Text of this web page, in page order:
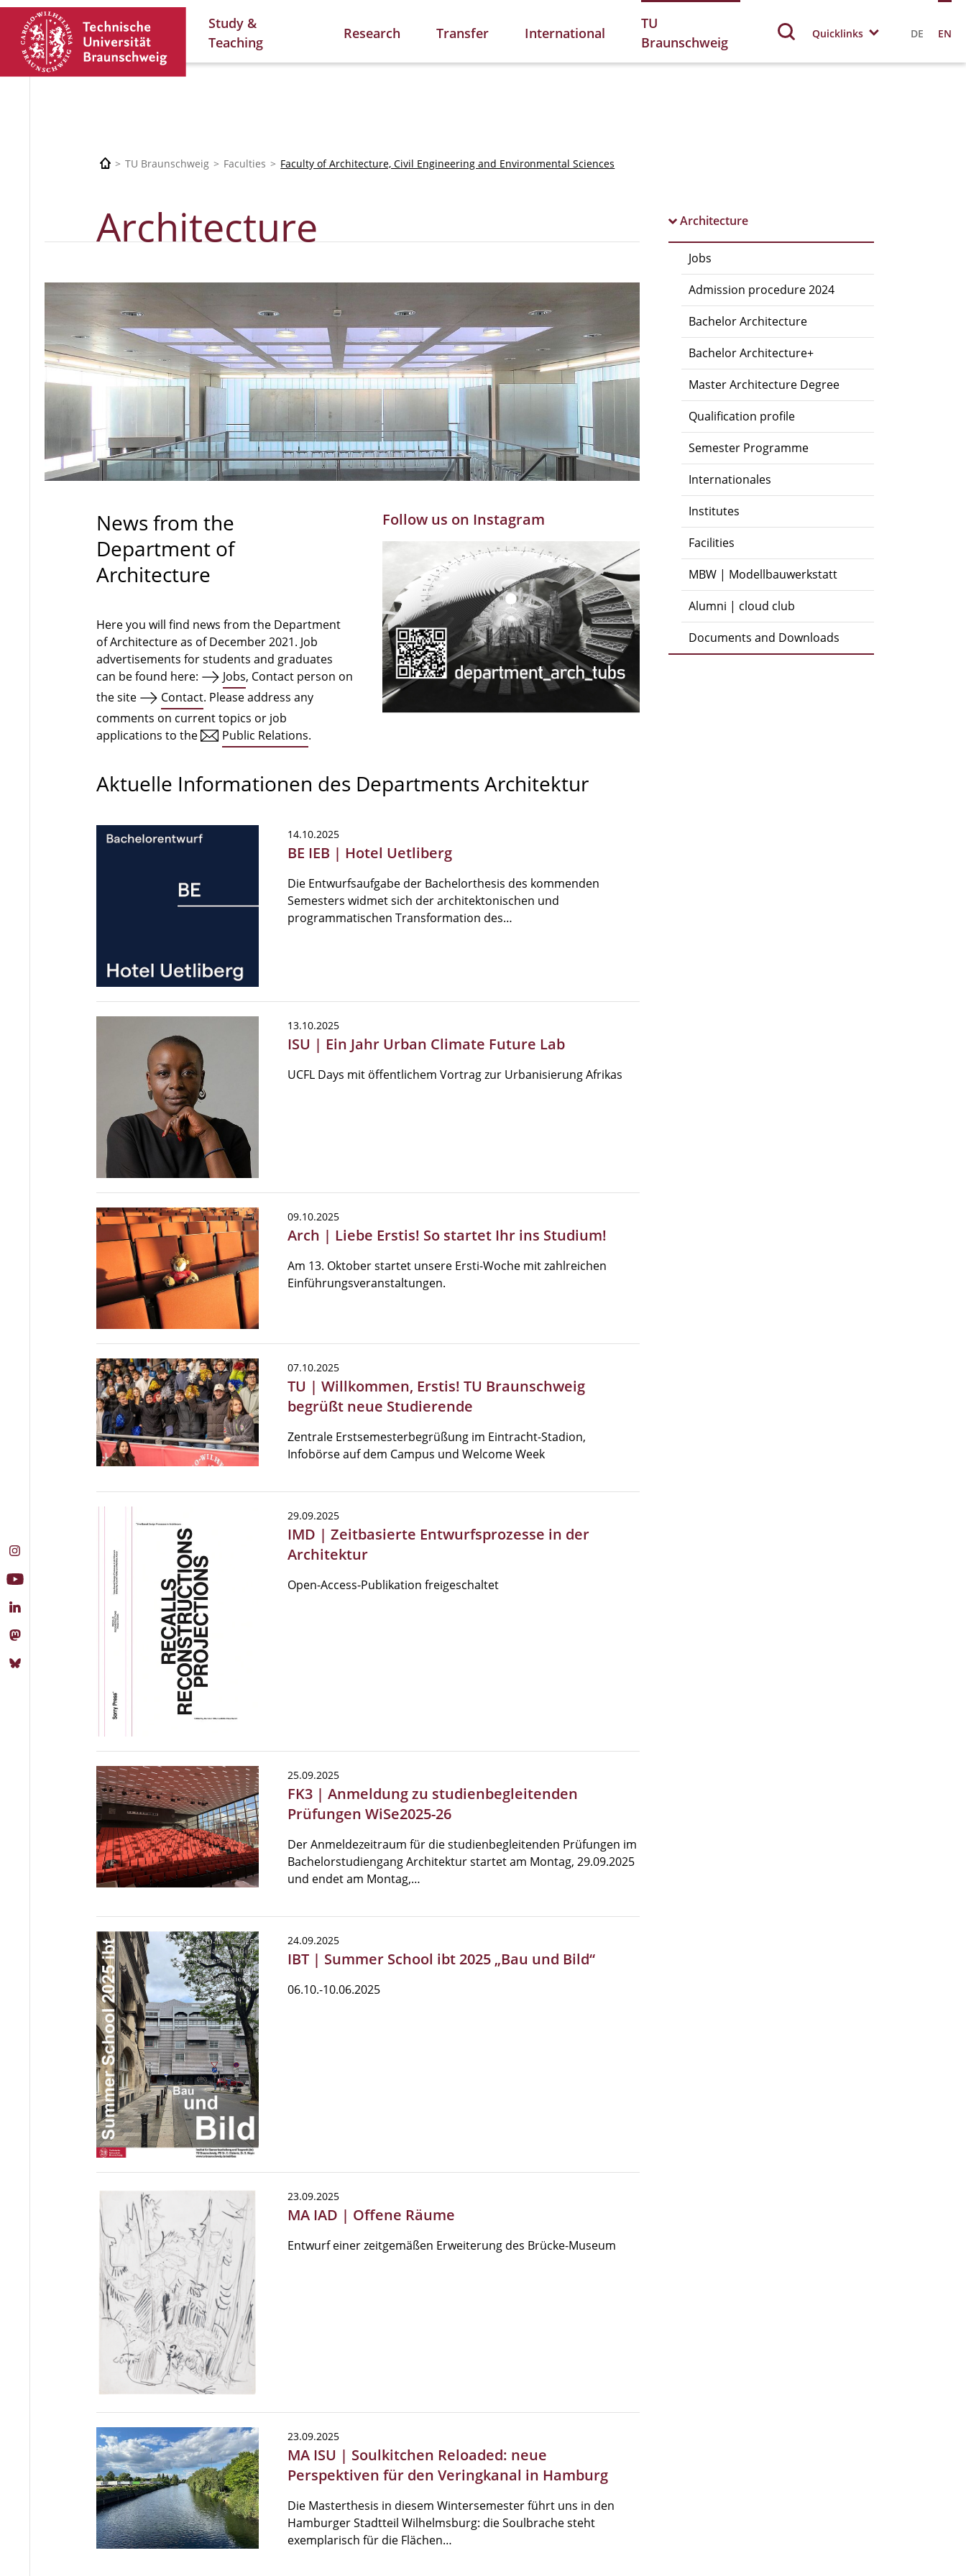
Study &
Teaching
Research Transfer International
TU
Braunschweig
Quicklinks DE EN
TU Braunschweig Faculties Faculty of Architecture, Civil Engineering and Environmental Sciences
Architecture
Jobs
Admission procedure 2024
Bachelor Architecture
Bachelor Architecture+
Master Architecture Degree
Qualification profile
Semester Programme
Internationales
Institutes
Facilities
MBW | Modellbauwerkstatt
Alumni | cloud club
Documents and Downloads
Architecture
News from the
Department of
Architecture
Here you will find news from the Department
of Architecture as of December 2021. Job
advertisements for students and graduates
can be found here:
Jobs, Contact person on
the site
Contact. Please address any
comments on current topics or job
applications to the
Public Relations.
Follow us on Instagram
Aktuelle Informationen des Departments Architektur
14.10.2025
BE IEB | Hotel Uetliberg
Die Entwurfsaufgabe der Bachelorthesis des kommenden
Semesters widmet sich der architektonischen und
programmatischen Transformation des…
13.10.2025
ISU | Ein Jahr Urban Climate Future Lab
UCFL Days mit öffentlichem Vortrag zur Urbanisierung Afrikas
09.10.2025
Arch | Liebe Erstis! So startet Ihr ins Studium!
Am 13. Oktober startet unsere Ersti-Woche mit zahlreichen
Einführungsveranstaltungen.
07.10.2025
TU | Willkommen, Erstis! TU Braunschweig
begrüßt neue Studierende
Zentrale Erstsemesterbegrüßung im Eintracht-Stadion,
Infobörse auf dem Campus und Welcome Week
29.09.2025
IMD | Zeitbasierte Entwurfsprozesse in der
Architektur
Open-Access-Publikation freigeschaltet
25.09.2025
FK3 | Anmeldung zu studienbegleitenden
Prüfungen WiSe2025-26
Der Anmeldezeitraum für die studienbegleitenden Prüfungen im
Bachelorstudiengang Architektur startet am Montag, 29.09.2025
und endet am Montag,…
24.09.2025
IBT | Summer School ibt 2025 „Bau und Bild“
06.10.-10.06.2025
23.09.2025
MA IAD | Offene Räume
Entwurf einer zeitgemäßen Erweiterung des Brücke-Museum
23.09.2025
MA ISU | Soulkitchen Reloaded: neue
Perspektiven für den Veringkanal in Hamburg
Die Masterthesis in diesem Wintersemester führt uns in den
Hamburger Stadtteil Wilhelmsburg: die Soulbrache steht
exemplarisch für die Flächen…